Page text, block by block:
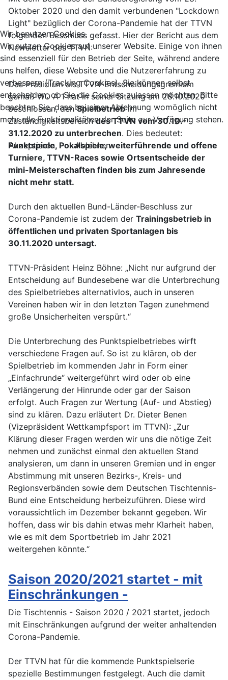
Oktober 2020 und den damit verbundenen "Lockdown
Light" bezüglich der Corona-Pandemie hat der TTVN
folgenden Beschluss gefasst. Hier der Bericht aus dem
Newsletter des TTVN:
Das Präsidium als TTVN-Entscheidungsgremium
gemäß WO A 1 hat in seiner Sitzung am 28.10.2020
beschlossen, denSpielbetriebim
Zuständigkeitsbereichdes TTVN vom 30.10.-
31.12.2020 zu unterbrechen. Dies bedeutet:
Punktspiele, Pokalspiele, weiterführende und offene
Turniere, TTVN-Races sowie Ortsentscheide der
mini-Meisterschaften finden bis zum Jahresende
nicht mehr statt.
Durch den aktuellen Bund-Länder-Beschluss zur
Corona-Pandemie ist zudem der Trainingsbetrieb in
öffentlichen und privaten Sportanlagen bis
30.11.2020 untersagt.
TTVN-Präsident Heinz Böhne: „Nicht nur aufgrund der
Entscheidung auf Bundesebene war die Unterbrechung
des Spielbetriebes alternativlos, auch in unseren
Vereinen haben wir in den letzten Tagen zunehmend
große Unsicherheiten verspürt.“
Die Unterbrechung des Punktspielbetriebes wirft
verschiedene Fragen auf. So ist zu klären, ob der
Spielbetrieb im kommenden Jahr in Form einer
„Einfachrunde“ weitergeführt wird oder ob eine
Verlängerung der Hinrunde oder gar der Saison
erfolgt. Auch Fragen zur Wertung (Auf- und Abstieg)
sind zu klären. Dazu erläutert Dr. Dieter Benen
(Vizepräsident Wettkampfsport im TTVN): „Zur
Klärung dieser Fragen werden wir uns die nötige Zeit
nehmen und zunächst einmal den aktuellen Stand
analysieren, um dann in unseren Gremien und in enger
Abstimmung mit unseren Bezirks-, Kreis- und
Regionsverbänden sowie dem Deutschen Tischtennis-
Bund eine Entscheidung herbeizuführen. Diese wird
voraussichtlich im Dezember bekannt gegeben. Wir
hoffen, dass wir bis dahin etwas mehr Klarheit haben,
wie es mit dem Sportbetrieb im Jahr 2021
weitergehen könnte.“
Saison 2020/2021 startet - mit
Einschränkungen -
Die Tischtennis - Saison 2020 / 2021 startet, jedoch
mit Einschränkungen aufgrund der weiter anhaltenden
Corona-Pandemie.
Der TTVN hat für die kommende Punktspielserie
spezielle Bestimmungen festgelegt. Auch die damit
Wir benutzen Cookies
Wir nutzen Cookies auf unserer Website. Einige von ihnen
sind essenziell für den Betrieb der Seite, während andere
uns helfen, diese Website und die Nutzererfahrung zu
verbessern (Tracking Cookies). Sie können selbst
entscheiden, ob Sie die Cookies zulassen möchten. Bitte
beachten Sie, dass bei einer Ablehnung womöglich nicht
mehr alle Funktionalitäten der Seite zur Verfügung stehen.
Akzeptieren Ablehnen